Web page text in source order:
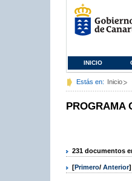
INICIO
Estás en: Inicio
PROGRAMA
231 documentos
[Primero/ Anterior]